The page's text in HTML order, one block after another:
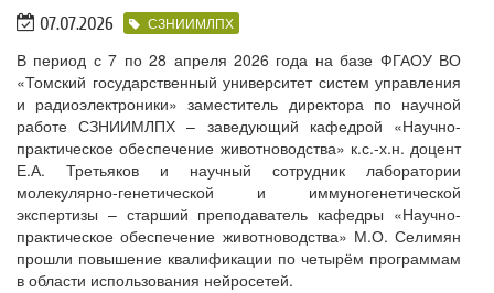
07.07.2026 СЗНИИМЛПХ
В период с 7 по 28 апреля 2026 года на базе ФГАОУ ВО
«Томский государственный университет систем управления
и радиоэлектроники» заместитель директора по научной
работе СЗНИИМЛПХ – заведующий кафедрой «Научно-
практическое обеспечение животноводства» к.с.-х.н. доцент
Е.А. Третьяков и научный сотрудник лаборатории
молекулярно-генетической и иммуногенетической
экспертизы – старший преподаватель кафедры «Научно-
практическое обеспечение животноводства» М.О. Селимян
прошли повышение квалификации по четырём программам
в области использования нейросетей.